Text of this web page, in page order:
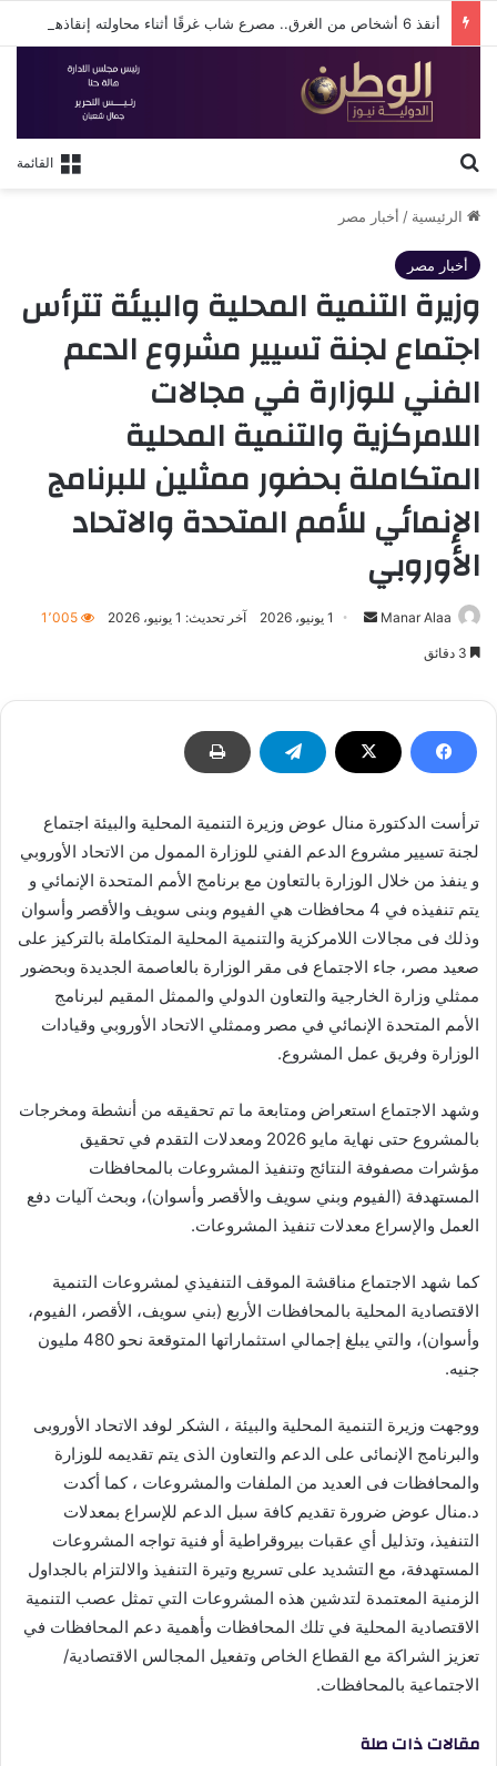
القائمة
الرئيسية / أخبار مصر
أخبار مصر
وزيرة التنمية المحلية والبيئة تترأس
اجتماع لجنة تسيير مشروع الدعم
الفني للوزارة في مجالات
اللامركزية والتنمية المحلية
المتكاملة بحضور ممثلين للبرنامج
الإنمائي للأمم المتحدة والاتحاد
الأوروبي
Manar Alaa
أرسل
1 يونيو، 2026 آخر تحديث: 1 يونيو، 2026 1٬005
ترأست الدكتورة منال عوض وزيرة التنمية المحلية والبيئة اجتماع
لجنة تسيير مشروع الدعم الفني للوزارة الممول من الاتحاد الأوروبي
و ينفذ من خلال الوزارة بالتعاون مع برنامج الأمم المتحدة الإنمائي و
يتم تنفيذه في 4 محافظات هي الفيوم وبنى سويف والأقصر وأسوان
وذلك فى مجالات اللامركزية والتنمية المحلية المتكاملة بالتركيز على
صعيد مصر، جاء الاجتماع فى مقر الوزارة بالعاصمة الجديدة وبحضور
ممثلي وزارة الخارجية والتعاون الدولي والممثل المقيم لبرنامج
الأمم المتحدة الإنمائي في مصر وممثلي الاتحاد الأوروبي وقيادات
الوزارة وفريق عمل المشروع.
وشهد الاجتماع استعراض ومتابعة ما تم تحقيقه من أنشطة ومخرجات
بالمشروع حتى نهاية مايو 2026 ومعدلات التقدم في تحقيق
مؤشرات مصفوفة النتائج وتنفيذ المشروعات بالمحافظات
المستهدفة (الفيوم وبني سويف والأقصر وأسوان)، وبحث آليات دفع
العمل والإسراع معدلات تنفيذ المشروعات.
كما شهد الاجتماع مناقشة الموقف التنفيذي لمشروعات التنمية
الاقتصادية المحلية بالمحافظات الأربع (بني سويف، الأقصر، الفيوم،
وأسوان)، والتي يبلغ إجمالي استثماراتها المتوقعة نحو 480 مليون
جنيه.
ووجهت وزيرة التنمية المحلية والبيئة ، الشكر لوفد الاتحاد الأوروبى
والبرنامج الإنمائى على الدعم والتعاون الذى يتم تقديمه للوزارة
والمحافظات فى العديد من الملفات والمشروعات ، كما أكدت
د.منال عوض ضرورة تقديم كافة سبل الدعم للإسراع بمعدلات
التنفيذ، وتذليل أي عقبات بيروقراطية أو فنية تواجه المشروعات
المستهدفة، مع التشديد على تسريع وتيرة التنفيذ والالتزام بالجداول
الزمنية المعتمدة لتدشين هذه المشروعات التي تمثل عصب التنمية
الاقتصادية المحلية في تلك المحافظات وأهمية دعم المحافظات في
تعزيز الشراكة مع القطاع الخاص وتفعيل المجالس الاقتصادية/
الاجتماعية بالمحافظات.
مقالات ذات صلة